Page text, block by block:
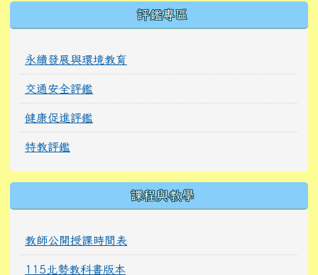
評鑑專區
永續發展與環境教育
交通安全評鑑
健康促進評鑑
特教評鑑
課程與教學
教師公開授課時間表
115北勢教科書版本